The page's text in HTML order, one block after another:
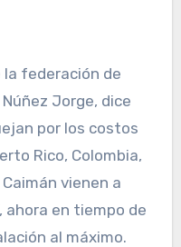
la federación de
Jorge, dice
por los cos­tos
Rico, Colombia,
vienen a
ahora en tiempo de
al máximo.